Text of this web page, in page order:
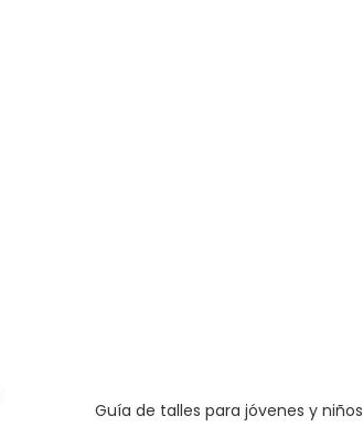
Guía de talles para jóvenes y niños